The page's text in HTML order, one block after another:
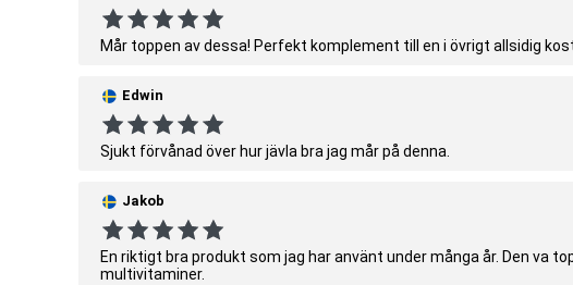
Mår toppen av dessa! Perfekt komplement till en i övrigt allsidig
Edwin
Sjukt förvånad över hur jävla bra jag mår på denna.
Jakob
En riktigt bra produkt som jag har använt under många år. Den va
multivitaminer.